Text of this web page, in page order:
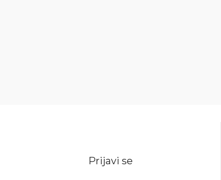
Prijavi se